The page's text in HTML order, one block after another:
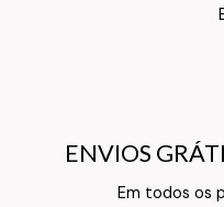
ENVIOS
Em todos os
ENVIOS
Texto do Verso